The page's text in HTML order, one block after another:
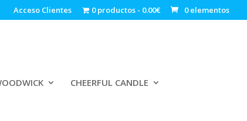
Acceso Clientes 0 productos 0.00€ 0 elementos
CHEERFUL CANDLE